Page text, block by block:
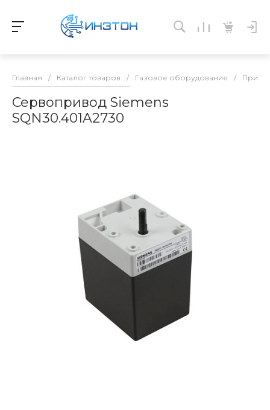
Главная / Каталог товаров / Газовое оборудование /
Сервопривод Siemens
SQN30.401A2730